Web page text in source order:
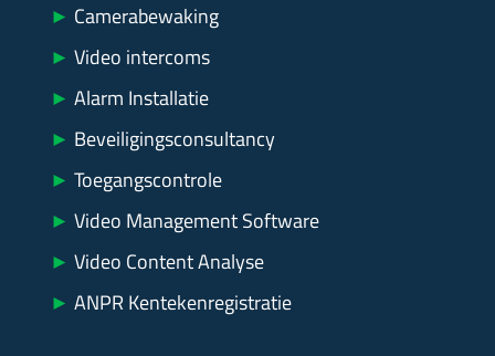
► Camerabewaking
► Video intercoms
► Alarm Installatie
► Beveiligingsconsultancy
► Toegangscontrole
► Video Management Software
► Video Content Analyse
► ANPR Kentekenregistratie